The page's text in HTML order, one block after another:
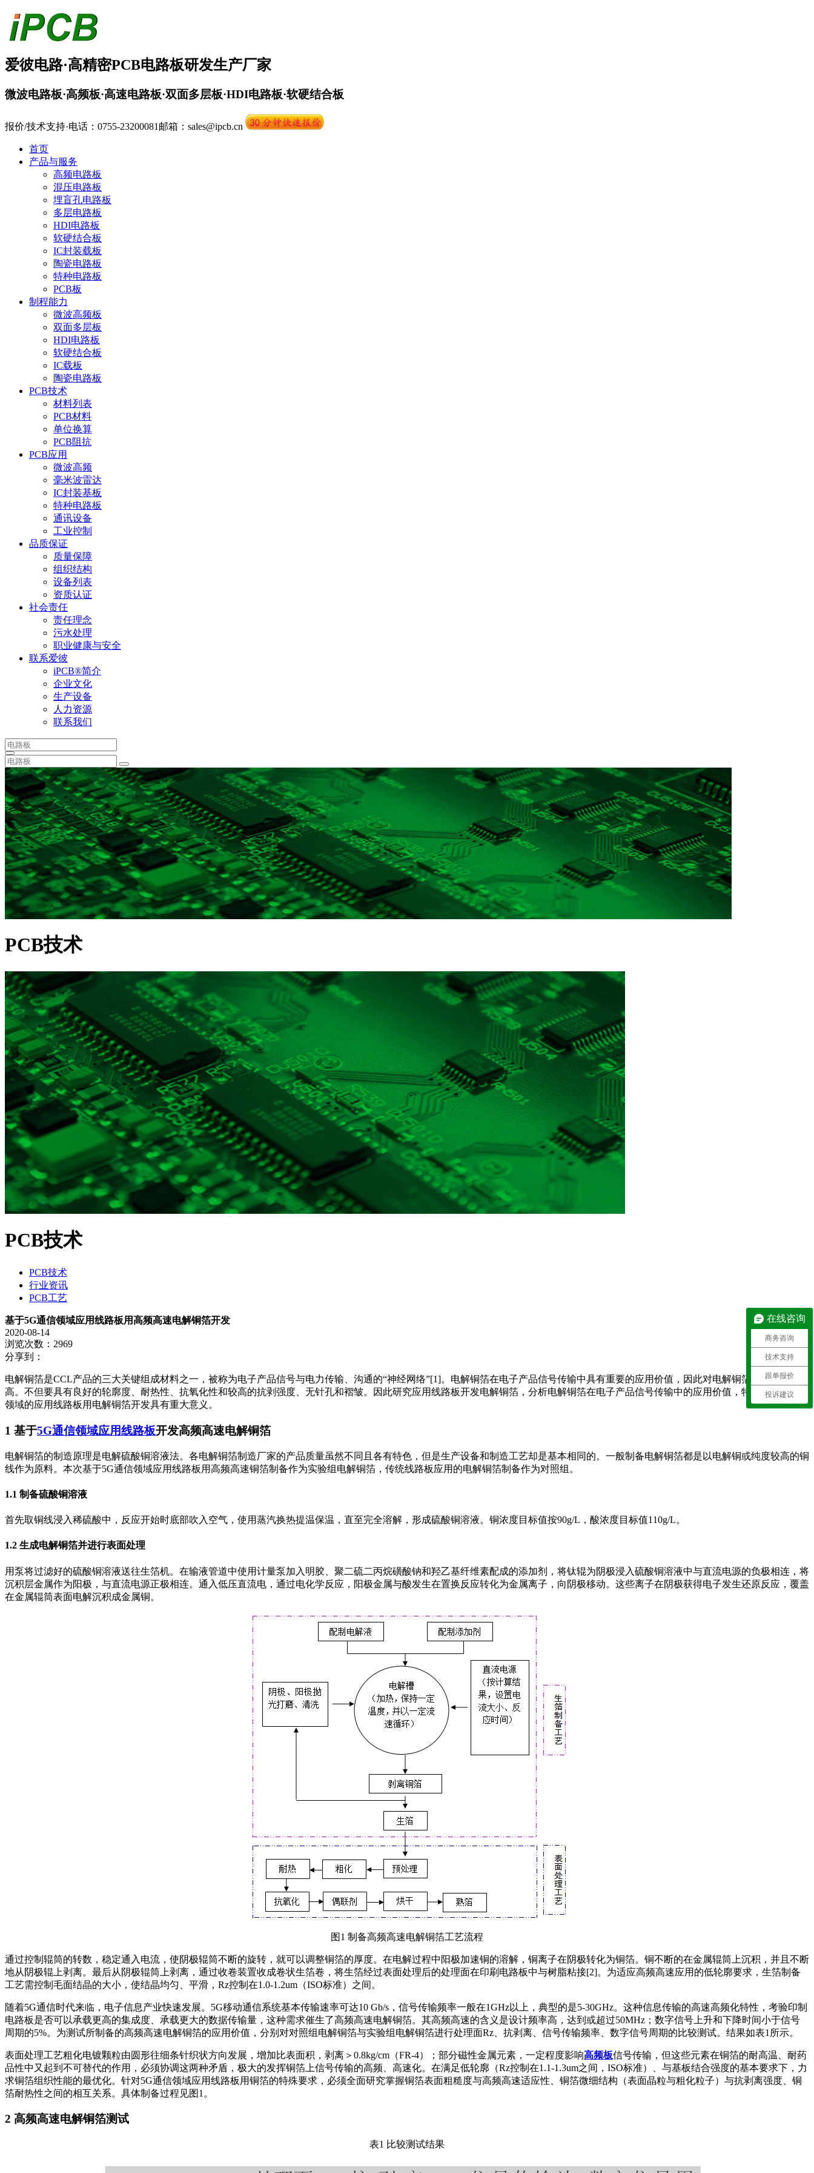
爱彼电路·高精密PCB电路板研发生产厂家
微波电路板·高频板·高速电路板·双面多层板·HDI电路板·软硬结合板
报价/技术支持·电话：0755-23200081 邮箱：sales@ipcb.cn
首页
产品与服务
高频电路板
混压电路板
埋盲孔电路板
多层电路板
HDI电路板
软硬结合板
IC封装载板
陶瓷电路板
特种电路板
PCB板
制程能力
微波高频板
双面多层板
HDI电路板
软硬结合板
IC载板
陶瓷电路板
PCB技术
材料列表
PCB材料
单位换算
PCB阻抗
PCB应用
微波高频
毫米波雷达
IC封装基板
特种电路板
通讯设备
工业控制
品质保证
质量保障
组织结构
设备列表
资质认证
社会责任
责任理念
污水处理
职业健康与安全
联系爱彼
iPCB®简介
企业文化
生产设备
人力资源
联系我们
PCB技术
PCB技术
PCB技术
行业资讯
PCB工艺
基于5G通信领域应用线路板用高频高速电解铜箔开发
2020-08-14
浏览次数：2969
分享到：
电解铜箔是CCL产品的三大关键组成材料之一，被称为电子产品信号与电力传输、沟通的“神经网络”[1]。电解铜箔在电子产品信号传输中具有重要的应用价值，因此对电解铜箔的品质要求很
高。不但要具有良好的轮廓度、耐热性、抗氧化性和较高的抗剥强度、无针孔和褶皱。因此研究应用线路板开发电解铜箔，分析电解铜箔在电子产品信号传输中的应用价值，特别是5G通信
领域的应用线路板用电解铜箔开发具有重大意义。
1 基于5G通信领域应用线路板开发高频高速电解铜箔
电解铜箔的制造原理是电解硫酸铜溶液法。各电解铜箔制造厂家的产品质量虽然不同且各有特色，但是生产设备和制造工艺却是基本相同的。一般制备电解铜箔都是以电解铜或纯度较高的铜
线作为原料。本次基于5G通信领域应用线路板用高频高速铜箔制备作为实验组电解铜箔，传统线路板应用的电解铜箔制备作为对照组。
1.1 制备硫酸铜溶液
首先取铜线浸入稀硫酸中，反应开始时底部吹入空气，使用蒸汽换热提温保温，直至完全溶解，形成硫酸铜溶液。铜浓度目标值按90g/L，酸浓度目标值110g/L。
1.2 生成电解铜箔并进行表面处理
用泵将过滤好的硫酸铜溶液送往生箔机。在输液管道中使用计量泵加入明胶、聚二硫二丙烷磺酸钠和羟乙基纤维素配成的添加剂，将钛辊为阴极浸入硫酸铜溶液中与直流电源的负极相连，将
沉积层金属作为阳极，与直流电源正极相连。通入低压直流电，通过电化学反应，阳极金属与酸发生在置换反应转化为金属离子，向阴极移动。这些离子在阴极获得电子发生还原反应，覆盖
在金属辊筒表面电解沉积成金属铜。
图1 制备高频高速电解铜箔工艺流程
通过控制辊筒的转数，稳定通入电流，使阴极辊筒不断的旋转，就可以调整铜箔的厚度。在电解过程中阳极加速铜的溶解，铜离子在阴极转化为铜箔。铜不断的在金属辊筒上沉积，并且不断
地从阴极辊上剥离。最后从阴极辊筒上剥离，通过收卷装置收成卷状生箔卷，将生箔经过表面处理后的处理面在印刷电路板中与树脂粘接[2]。为适应高频高速应用的低轮廓要求，生箔制备
工艺需控制毛面结晶的大小，使结晶均匀、平滑，Rz控制在1.0-1.2um（ISO标准）之间。
随着5G通信时代来临，电子信息产业快速发展。5G移动通信系统基本传输速率可达10 Gb/s，信号传输频率一般在1GHz以上，典型的是5-30GHz。这种信息传输的高速高频化特性，考验印制
电路板是否可以承载更高的集成度、承载更大的数据传输量，这种需求催生了高频高速电解铜箔。其高频高速的含义是设计频率高，达到或超过50MHz；数字信号上升和下降时间小于信号
周期的5%。为测试所制备的高频高速电解铜箔的应用价值，分别对对照组电解铜箔与实验组电解铜箔进行处理面Rz、抗剥离、信号传输频率、数字信号周期的比较测试。结果如表1所示。
表面处理工艺粗化电镀颗粒由圆形往细条针织状方向发展，增加比表面积，剥离＞0.8kg/cm（FR-4）；部分磁性金属元素，一定程度影响高频板信号传输，但这些元素在铜箔的耐高温、耐药
品性中又起到不可替代的作用，必须协调这两种矛盾，极大的发挥铜箔上信号传输的高频、高速化。在满足低轮廓（Rz控制在1.1-1.3um之间，ISO标准）、与基板结合强度的基本要求下，力
求铜箔组织性能的最优化。针对5G通信领域应用线路板用铜箔的特殊要求，必须全面研究掌握铜箔表面粗糙度与高频高速适应性、铜箔微细结构（表面晶粒与粗化粒子）与抗剥离强度、铜
箔耐热性之间的相互关系。具体制备过程见图1。
2 高频高速电解铜箔测试
表1 比较测试结果
在线咨询
商务咨询
技术支持
跟单报价
投诉建议